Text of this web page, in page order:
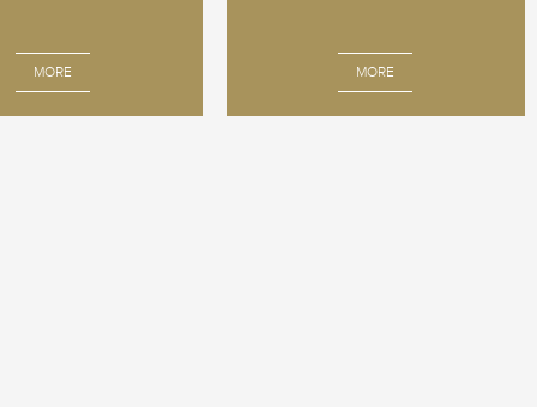
MORE MORE